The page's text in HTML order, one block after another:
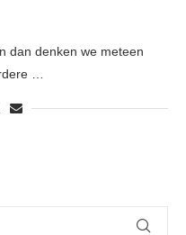
dan denken we meteen
…